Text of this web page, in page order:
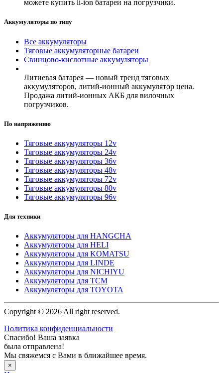
можете купить li-ion батареи на погрузчики.
Аккумуляторы по типу
Все аккумуляторы
Тяговые аккумуляторные батареи
Свинцово-кислотные аккумуляторы
Литиевая батарея — новый тренд тяговых
аккумуляторов, литий-ионный аккумулятор цена.
Продажа литий-ионных АКБ для вилочных
погрузчиков.
По напряжению
Тяговые аккумуляторы 12v
Тяговые аккумуляторы 24v
Тяговые аккумуляторы 36v
Тяговые аккумуляторы 48v
Тяговые аккумуляторы 72v
Тяговые аккумуляторы 80v
Тяговые аккумуляторы 96v
Для техники
Аккумуляторы для HANGCHA
Аккумуляторы для HELI
Аккумуляторы для KOMATSU
Аккумуляторы для LINDE
Аккумуляторы для NICHIYU
Аккумуляторы для TCM
Аккумуляторы для TOYOTA
Copyright © 2026 All right reserved.
Политика конфиденциальности
Спасибо! Ваша заявка
была отправлена!
Мы свяжемся с Вами в ближайшее время.
×